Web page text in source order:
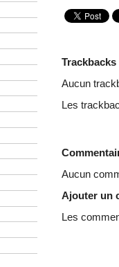
Trackbacks
Aucun
Les
Aucun
Ajouter un
Les